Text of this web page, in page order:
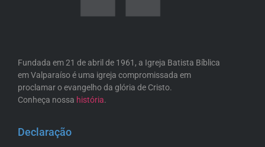
Fundada em 21 de abril de 1961, a Igreja Batista Bíblica
em Valparaíso é uma igreja compromissada em
proclamar o evangelho da glória de Cristo.
Conheça nossa história.
Declaração